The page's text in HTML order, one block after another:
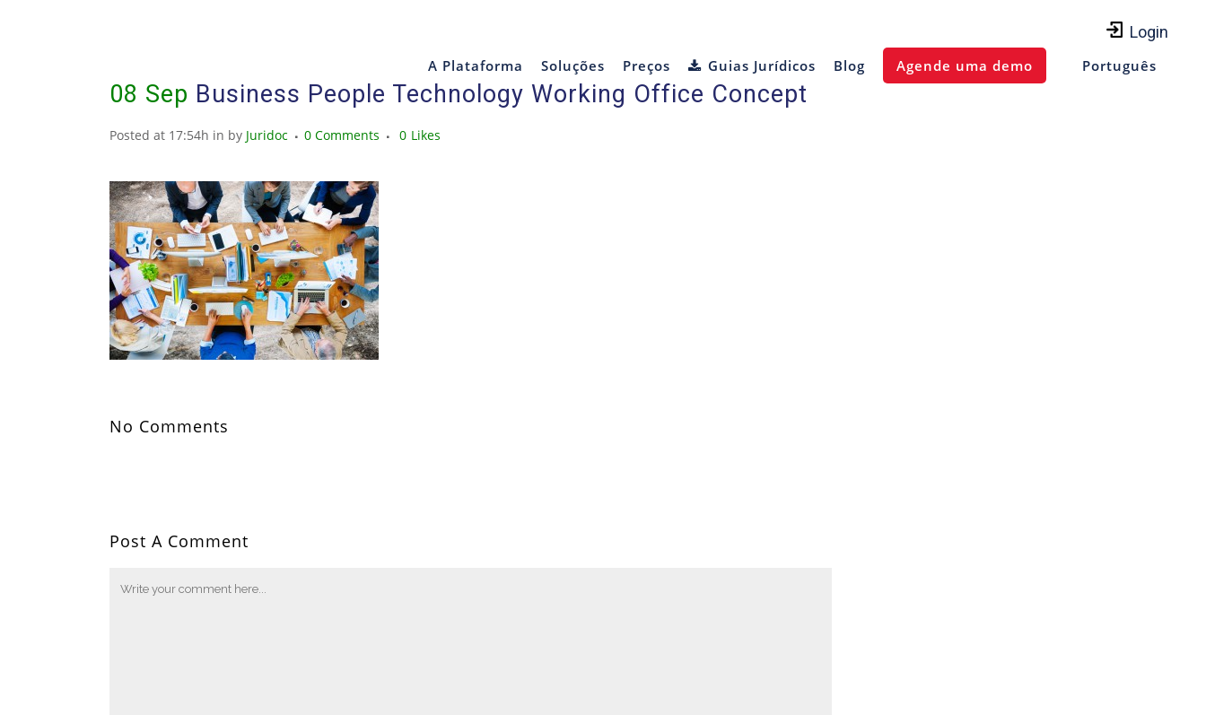
Login
A Plataforma Soluções Preços Guias Jurídicos Blog Agende uma demo Português
08 Sep Business People Technology Working Office Concept
Posted at 17:54h in by Juridoc 0 Comments 0 Likes
No Comments
Post A Comment